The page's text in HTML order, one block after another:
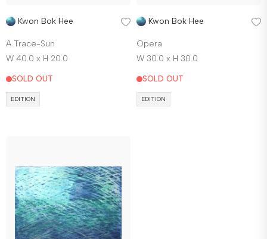
Kwon Bok Hee
A Trace-Sun
W 40.0 x H 20.0
SOLD OUT
EDITION
Kwon Bok Hee
Opera
W 30.0 x H 30.0
SOLD OUT
EDITION